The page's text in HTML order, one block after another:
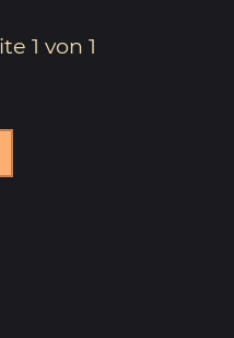
1 von 1